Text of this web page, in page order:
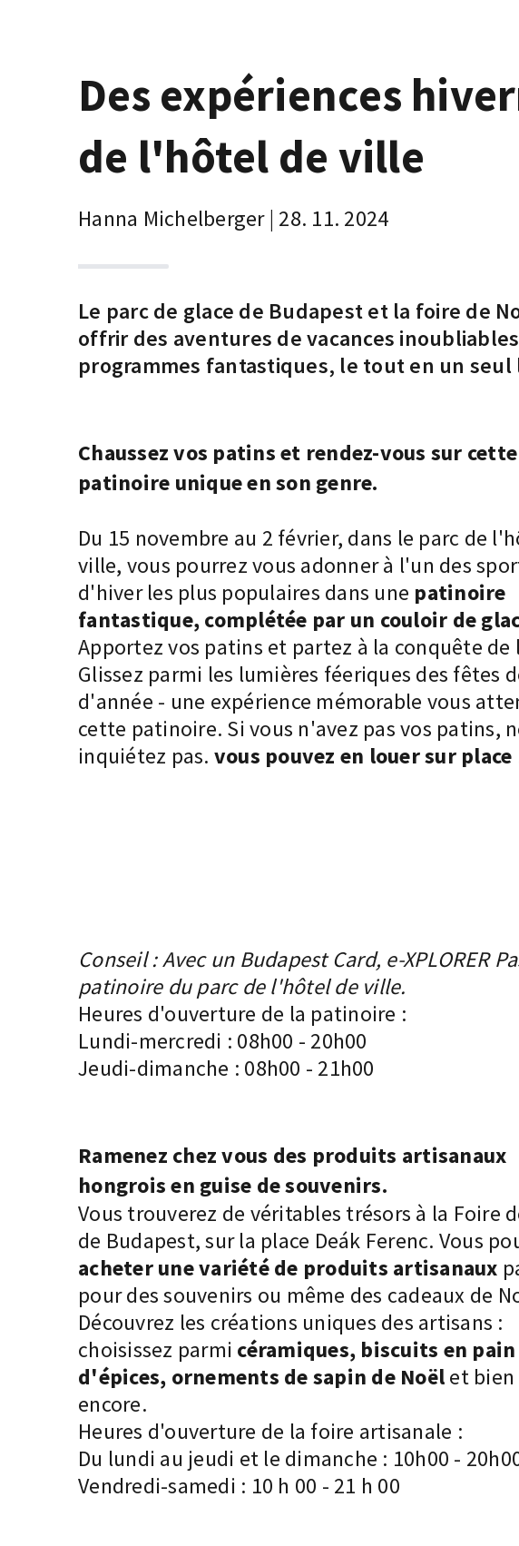
Des expériences
de l'hôtel de ville
Hanna Michelberger | 28. 11. 2024
Le parc de glace de Budapest et la foire de
offrir des aventures de vacances
programmes fantastiques, le tout en un seul
Chaussez vos patins et rendez-vous sur cette
patinoire unique en son genre.
Du 15 novembre au 2 février, dans le parc de
ville, vous pourrez vous adonner à l'un des
d'hiver les plus populaires dans une patinoire
fantastique, complétée par un couloir de
Apportez vos patins et partez à la conquête de
Glissez parmi les lumières féeriques des fêtes
d'année - une expérience mémorable vous
cette patinoire. Si vous n'avez pas vos patins,
inquiétez pas. vous pouvez en louer sur place
Conseil : Avec un Budapest Card, e-XPLORER
patinoire du parc de l'hôtel de ville.
Heures d'ouverture de la patinoire :
Lundi-mercredi : 08h00 - 20h00
Jeudi-dimanche : 08h00 - 21h00
Ramenez chez vous des produits artisanaux
hongrois en guise de souvenirs.
Vous trouverez de véritables trésors à la Foire
de Budapest, sur la place Deák Ferenc. Vous
acheter une variété de produits artisanaux
pour des souvenirs ou même des cadeaux de
Découvrez les créations uniques des artisans :
choisissez parmi céramiques, biscuits en pain
d'épices, ornements de sapin de Noëlet bien
encore.
Heures d'ouverture de la foire artisanale :
Du lundi au jeudi et le dimanche : 10h00 -
Vendredi-samedi : 10 h 00 - 21 h 00